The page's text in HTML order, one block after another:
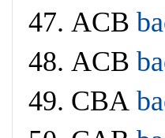
47. ACB
48. ACB
49. CBA